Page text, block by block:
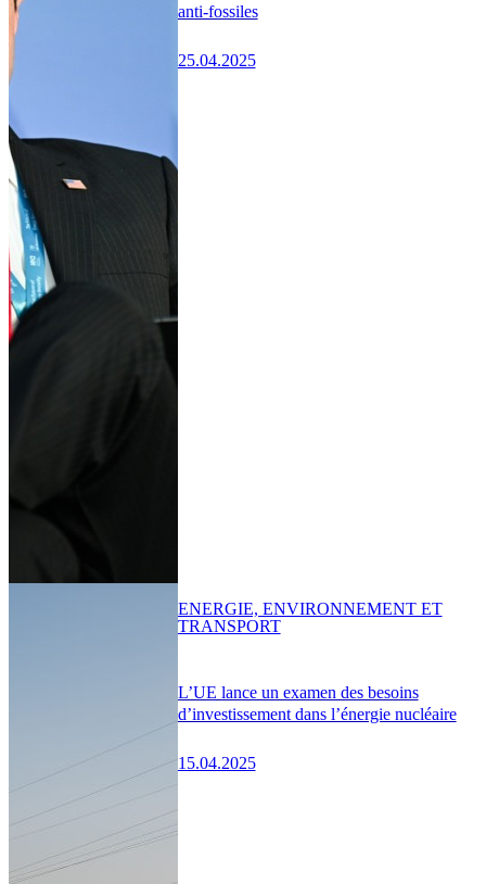
anti-fossiles
25.04.2025
L’UE lance un examen des besoins
d’investissement dans l’énergie nucléaire
15.04.2025
ENERGIE, ENVIRONNEMENT ET
TRANSPORT